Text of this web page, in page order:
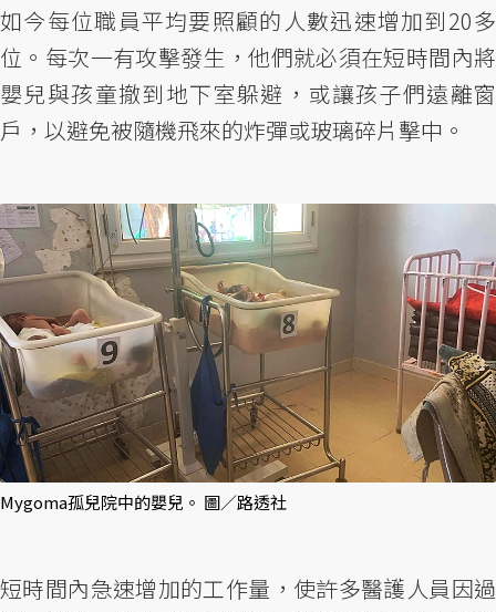
如今每位職員平均要照顧的人數迅速增加到20多
位。每次一有攻擊發生，他們就必須在短時間內將
嬰兒與孩童撤到地下室躲避，或讓孩子們遠離窗
戶，以避免被隨機飛來的炸彈或玻璃碎片擊中。
Mygoma孤兒院中的嬰兒。 圖／路透社
短時間內急速增加的工作量，使許多醫護人員因過